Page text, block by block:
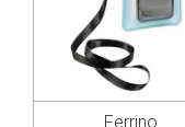
Ferrino